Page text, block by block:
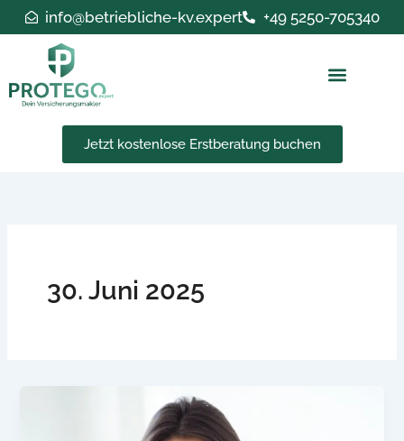
Inhalt
springen
info@betriebliche-kv.expert +49 5250-705340
Jetzt kostenlose Erstberatung buchen
30. Juni 2025